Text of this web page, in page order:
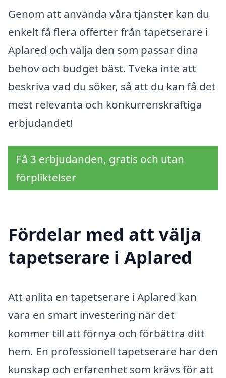
Genom att använda våra tjänster kan du
enkelt få flera offerter från tapetserare i
Aplared och välja den som passar dina
behov och budget bäst. Tveka inte att
beskriva vad du söker, så att du kan få det
mest relevanta och konkurrenskraftiga
erbjudandet!
Få 3 erbjudanden, gratis och utan
förpliktelser
Fördelar med att välja
tapetserare i Aplared
Att anlita en tapetserare i Aplared kan
vara en smart investering när det
kommer till att förnya och förbättra ditt
hem. En professionell tapetserare har den
kunskap och erfarenhet som krävs för att